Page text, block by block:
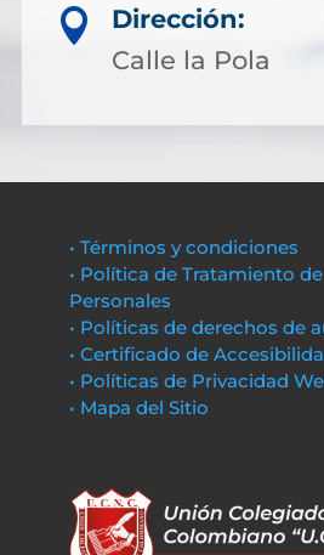

Dirección:
Calle la Pola
• Términos y condiciones
• Política de Tratamiento
Personales
• Políticas de derechos de
• Certificado de
• Políticas de Privacidad
• Mapa del Sitio